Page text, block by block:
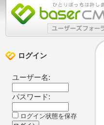
ログイン
ユーザー名:
パスワード:
ログイン状態を保存